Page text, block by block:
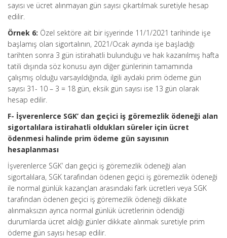
sayısı ve ücret alınmayan gün sayısı çıkartılmak suretiyle hesap
edilir.
Örnek 6: Özel sektöre ait bir işyerinde 11/1/2021 tarihinde işe
başlamış olan sigortalının, 2021/Ocak ayında işe başladığı
tarihten sonra 3 gün istirahatli bulunduğu ve hak kazanılmış hafta
tatili dışında söz konusu ayın diğer günlerinin tamamında
çalışmış olduğu varsayıldığında, ilgili aydaki prim ödeme gün
sayısı 31- 10 – 3 = 18 gün, eksik gün sayısı ise 13 gün olarak
hesap edilir.
F- İşverenlerce SGK’ dan geçici iş göremezlik ödeneği alan
sigortalılara istirahatli oldukları süreler için ücret
ödenmesi halinde prim ödeme gün sayısının
hesaplanması
İşverenlerce SGK’ dan geçici iş göremezlik ödeneği alan
sigortalılara, SGK tarafından ödenen geçici iş göremezlik ödeneği
ile normal günlük kazançları arasındaki fark ücretleri veya SGK
tarafından ödenen geçici iş göremezlik ödeneği dikkate
alınmaksızın ayrıca normal günlük ücretlerinin ödendiği
durumlarda ücret aldığı günler dikkate alınmak suretiyle prim
ödeme gün sayısı hesap edilir.